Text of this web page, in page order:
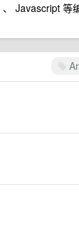
Javascript 等